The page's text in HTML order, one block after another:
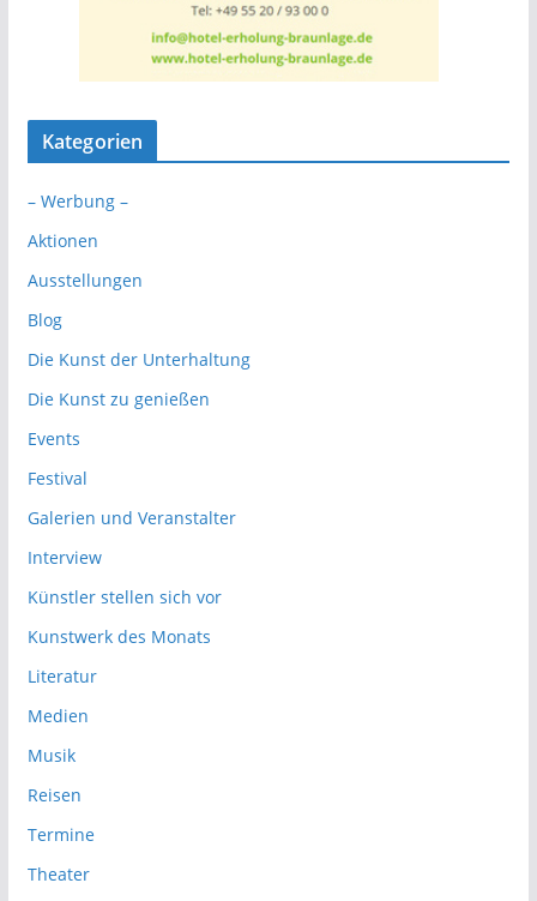
Kategorien
– Werbung –
Aktionen
Ausstellungen
Blog
Die Kunst der Unterhaltung
Die Kunst zu genießen
Events
Festival
Galerien und Veranstalter
Interview
Künstler stellen sich vor
Kunstwerk des Monats
Literatur
Medien
Musik
Reisen
Termine
Theater